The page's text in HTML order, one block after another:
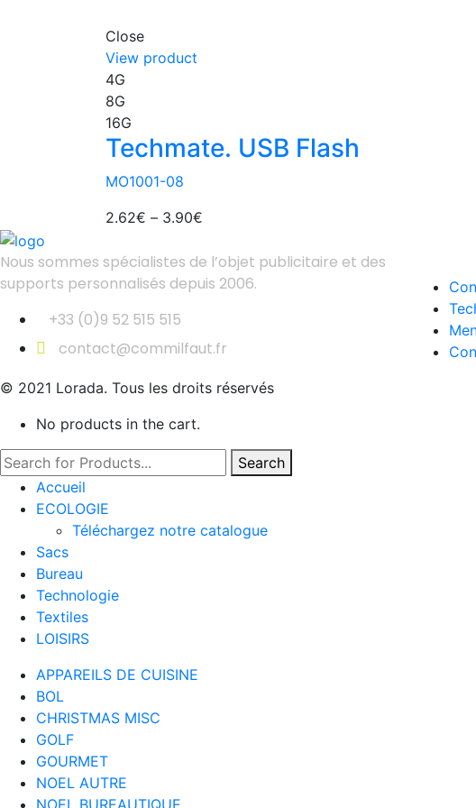
Close
View product
4G
8G
16G
Techmate. USB Flash
MO1001-08
2.62€ – 3.90€
Nous sommes spécialistes de l’objet publicitaire et des
supports personnalisés depuis 2006.
+33 (0)9 52 515 515
contact@commilfaut.fr
© 2021 Lorada. Tous les droits réservés
No products in the cart.
Search
Accueil
ECOLOGIE
Téléchargez notre catalogue
Sacs
Bureau
Technologie
Textiles
LOISIRS
APPAREILS DE CUISINE
BOL
CHRISTMAS MISC
GOLF
GOURMET
NOEL AUTRE